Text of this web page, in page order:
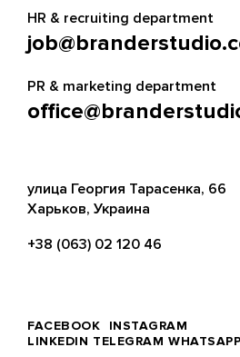
HR & recruiting department
PR & marketing department
улица Георгия Тарасенка, 66
Харьков, Украина
+38 (063) 02 120 46
FACEBOOK
INSTAGRAM
LINKEDIN TELEGRAM WHATSAPP